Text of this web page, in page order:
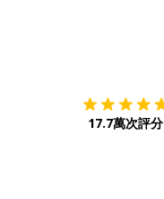
17.7萬次評分